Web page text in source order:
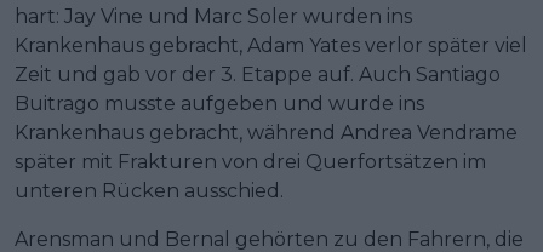
hart: Jay Vine und Marc Soler wurden ins
Krankenhaus gebracht, Adam Yates verlor später viel
Zeit und gab vor der 3. Etappe auf. Auch Santiago
Buitrago musste aufgeben und wurde ins
Krankenhaus gebracht, während Andrea Vendrame
später mit Frakturen von drei Querfortsätzen im
unteren Rücken ausschied.
Arensman und Bernal gehörten zu den Fahrern, die